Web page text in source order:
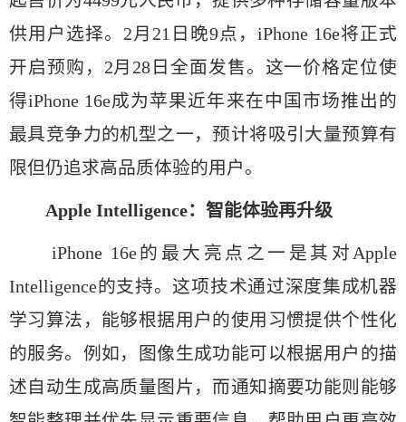
供用户选择。2月21日晚9点，iPhone 16e将正式
开启预购，2月28日全面发售。这一价格定位使
得iPhone 16e成为苹果近年来在中国市场推出的
最具竞争力的机型之一，预计将吸引大量预算有
限但仍追求高品质体验的用户。
Apple Intelligence：智能体验再升级
iPhone 16e的最大亮点之一是其对Apple
Intelligence的支持。这项技术通过深度集成机器
学习算法，能够根据用户的使用习惯提供个性化
的服务。例如，图像生成功能可以根据用户的描
述自动生成高质量图片，而通知摘要功能则能够